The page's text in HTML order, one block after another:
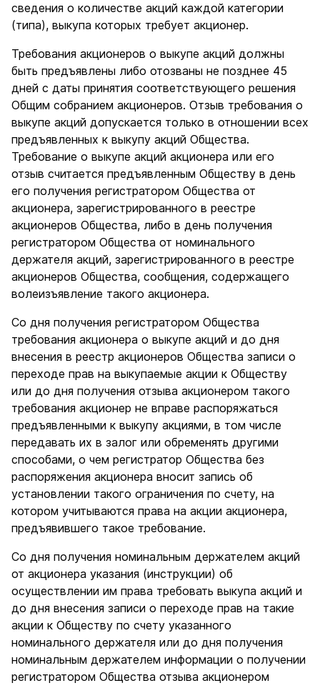
сведения о количестве акций каждой категории
(типа), выкупа которых требует акционер.
Требования акционеров о выкупе акций должны
быть предъявлены либо отозваны не позднее 45
дней с даты принятия соответствующего решения
Общим собранием акционеров. Отзыв требования о
выкупе акций допускается только в отношении всех
предъявленных к выкупу акций Общества.
Требование о выкупе акций акционера или его
отзыв считается предъявленным Обществу в день
его получения регистратором Общества от
акционера, зарегистрированного в реестре
акционеров Общества, либо в день получения
регистратором Общества от номинального
держателя акций, зарегистрированного в реестре
акционеров Общества, сообщения, содержащего
волеизъявление такого акционера.
Со дня получения регистратором Общества
требования акционера о выкупе акций и до дня
внесения в реестр акционеров Общества записи о
переходе прав на выкупаемые акции к Обществу
или до дня получения отзыва акционером такого
требования акционер не вправе распоряжаться
предъявленными к выкупу акциями, в том числе
передавать их в залог или обременять другими
способами, о чем регистратор Общества без
распоряжения акционера вносит запись об
установлении такого ограничения по счету, на
котором учитываются права на акции акционера,
предъявившего такое требование.
Со дня получения номинальным держателем акций
от акционера указания (инструкции) об
осуществлении им права требовать выкупа акций и
до дня внесения записи о переходе прав на такие
акции к Обществу по счету указанного
номинального держателя или до дня получения
номинальным держателем информации о получении
регистратором Общества отзыва акционером